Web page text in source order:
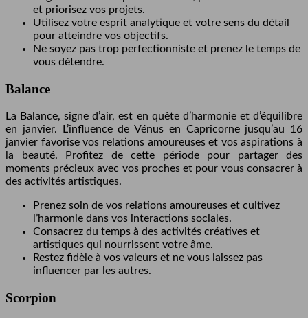
et priorisez vos projets.
Utilisez votre esprit analytique et votre sens du détail
pour atteindre vos objectifs.
Ne soyez pas trop perfectionniste et prenez le temps de
vous détendre.
Balance
La Balance, signe d’air, est en quête d’harmonie et d’équilibre
en janvier. L’influence de Vénus en Capricorne jusqu’au 16
janvier favorise vos relations amoureuses et vos aspirations à
la beauté. Profitez de cette période pour partager des
moments précieux avec vos proches et pour vous consacrer à
des activités artistiques.
Prenez soin de vos relations amoureuses et cultivez
l’harmonie dans vos interactions sociales.
Consacrez du temps à des activités créatives et
artistiques qui nourrissent votre âme.
Restez fidèle à vos valeurs et ne vous laissez pas
influencer par les autres.
Scorpion